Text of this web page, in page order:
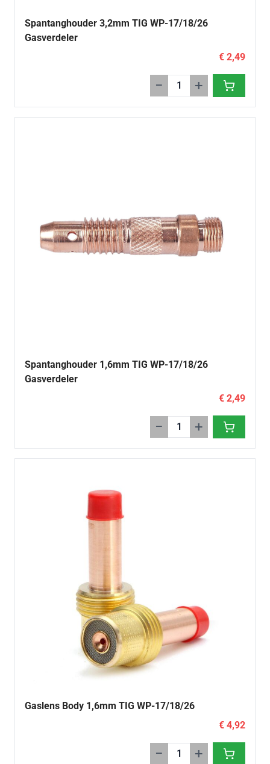
Spantanghouder 3,2mm TIG WP-17/18/26
Gasverdeler
€ 2,49
− +
Spantanghouder 1,6mm TIG WP-17/18/26
Gasverdeler
€ 2,49
− +
Gaslens Body 1,6mm TIG WP-17/18/26
€ 4,92
− +